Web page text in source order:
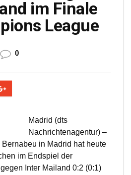
im Finale
League
0
Madrid (dts
Nachrichtenagentur) –
Bernabeu in Madrid hat heute
im Endspiel der
Inter Mailand 0:2 (0:1)